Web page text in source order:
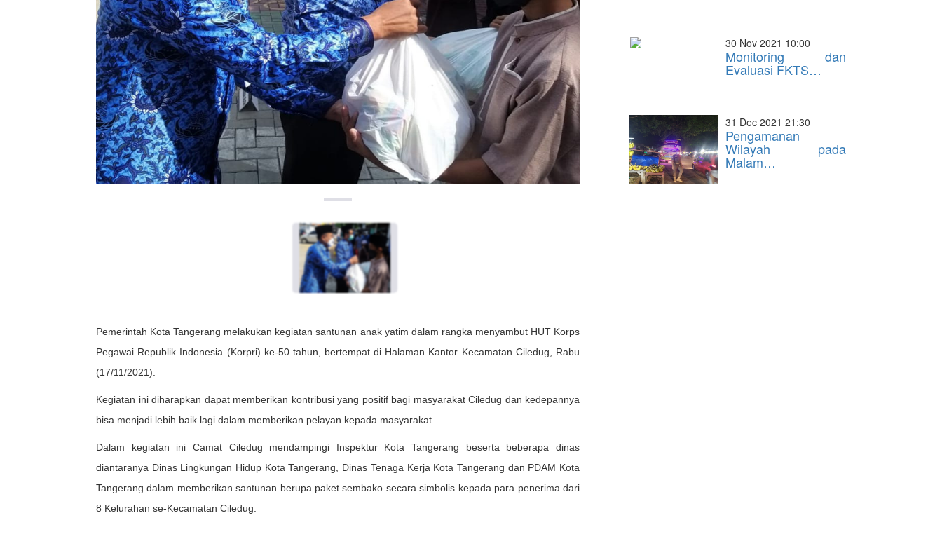
Pemerintah Kota Tangerang melakukan kegiatan santunan anak yatim dalam rangka menyambut HUT Korps
Pegawai Republik Indonesia (Korpri) ke-50 tahun, bertempat di Halaman Kantor Kecamatan Ciledug, Rabu
(17/11/2021).
Kegiatan ini diharapkan dapat memberikan kontribusi yang positif bagi masyarakat Ciledug dan kedepannya
bisa menjadi lebih baik lagi dalam memberikan pelayan kepada masyarakat.
Dalam kegiatan ini Camat Ciledug mendampingi Inspektur Kota Tangerang beserta beberapa dinas
diantaranya Dinas Lingkungan Hidup Kota Tangerang, Dinas Tenaga Kerja Kota Tangerang dan PDAM Kota
Tangerang dalam memberikan santunan berupa paket sembako secara simbolis kepada para penerima dari
8 Kelurahan se-Kecamatan Ciledug.
30 Nov 2021 10:00
Monitoring dan
Evaluasi FKTS…
31 Dec 2021 21:30
Pengamanan
Wilayah pada
Malam…